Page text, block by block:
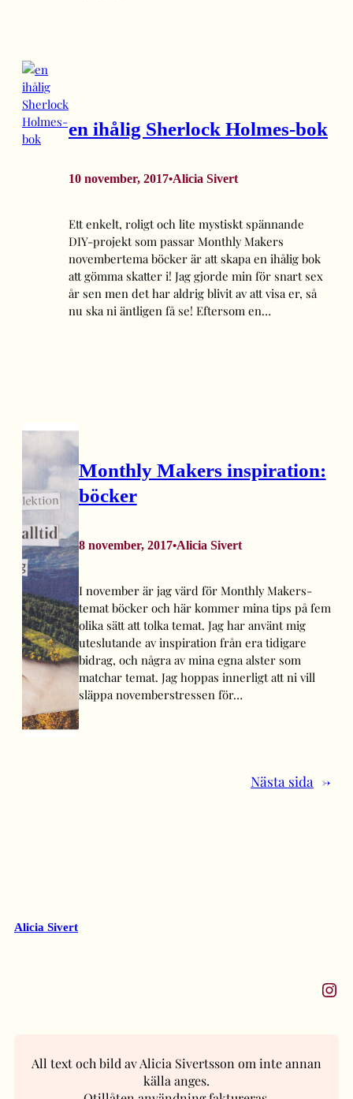
en ihålig Sherlock Holmes-bok
10 november, 2017•Alicia Sivert
Ett enkelt, roligt och lite mystiskt spännande
DIY-projekt som passar Monthly Makers
novembertema böcker är att skapa en ihålig bok
att gömma skatter i! Jag gjorde min för snart sex
år sen men det har aldrig blivit av att visa er, så
nu ska ni äntligen få se! Eftersom en…
Monthly Makers inspiration:
böcker
8 november, 2017•Alicia Sivert
I november är jag värd för Monthly Makers-
temat böcker och här kommer mina tips på fem
olika sätt att tolka temat. Jag har använt mig
uteslutande av inspiration från era tidigare
bidrag, och några av mina egna alster som
matchar temat. Jag hoppas innerligt att ni vill
släppa novemberstressen för…
Nästa sida →
Alicia Sivert
Instagram
All text och bild av Alicia Sivertsson om inte annan
källa anges.